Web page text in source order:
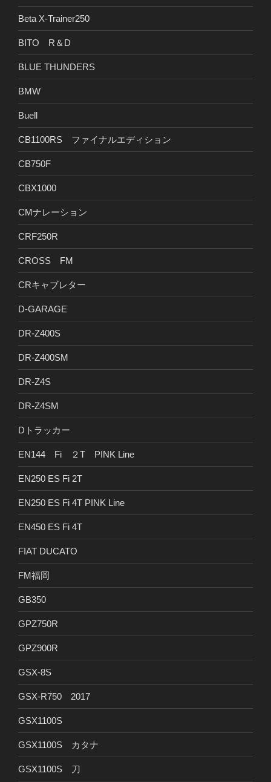
Beta X-Trainer250
BITO R＆D
BLUE THUNDERS
BMW
Buell
CB1100RS ファイナルエディション
CB750F
CBX1000
CMナレーション
CRF250R
CROSS FM
CRキャブレター
D-GARAGE
DR-Z400S
DR-Z400SM
DR-Z4S
DR-Z4SM
Dトラッカー
EN144 Fi ２T PINK Line
EN250 ES Fi 2T
EN250 ES Fi 4T PINK Line
EN450 ES Fi 4T
FIAT DUCATO
FM福岡
GB350
GPZ750R
GPZ900R
GSX-8S
GSX-R750 2017
GSX1100S
GSX1100S カタナ
GSX1100S 刀